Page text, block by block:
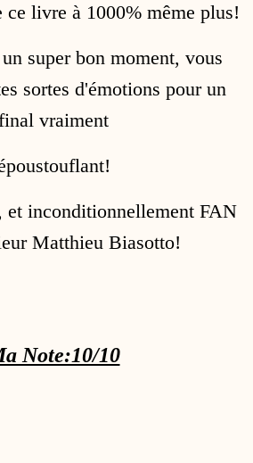
ce livre à 1000% même plus!
super bon moment, vous
sortes d'émotions pour un
vraiment
et inconditionnellement FAN
Matthieu Biasotto!
Note:10/10